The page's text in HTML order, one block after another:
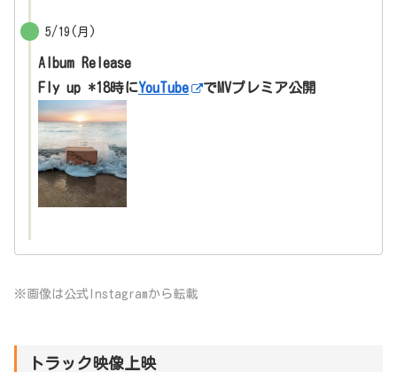
5/19(月)
Album Release
Fly up *18時にYouTube でMVプレミア公開
※画像は公式Instagramから転載
トラック映像上映